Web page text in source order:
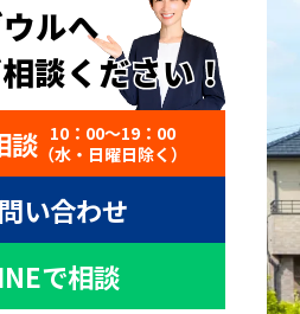
ルへ
談ください！
談ください！
談 10：00〜19：00
（水・日曜日除く）
い合わせ
で相談